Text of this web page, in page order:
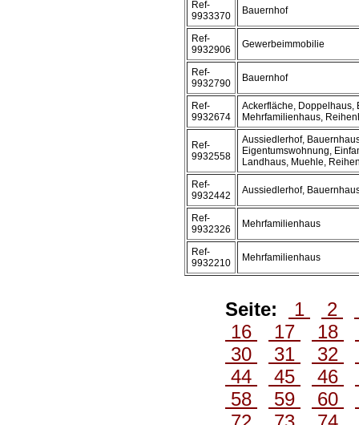
Ref-
9933370
Bauernhof
Ref-
9932906
Gewerbeimmobilie
Ref-
9932790
Bauernhof
Ref-
9932674
Ackerfläche, Doppelhaus,
Mehrfamilienhaus,
Ref-
9932558
Aussiedlerhof,
Eigentumswohnung,
Landhaus, Muehle,
Ref-
9932442
Aussiedlerhof,
Ref-
9932326
Mehrfamilienhaus
Ref-
9932210
Mehrfamilienhaus
Seite: 1 2
16
17 18
30
31 32
44
45 46
58
59 60